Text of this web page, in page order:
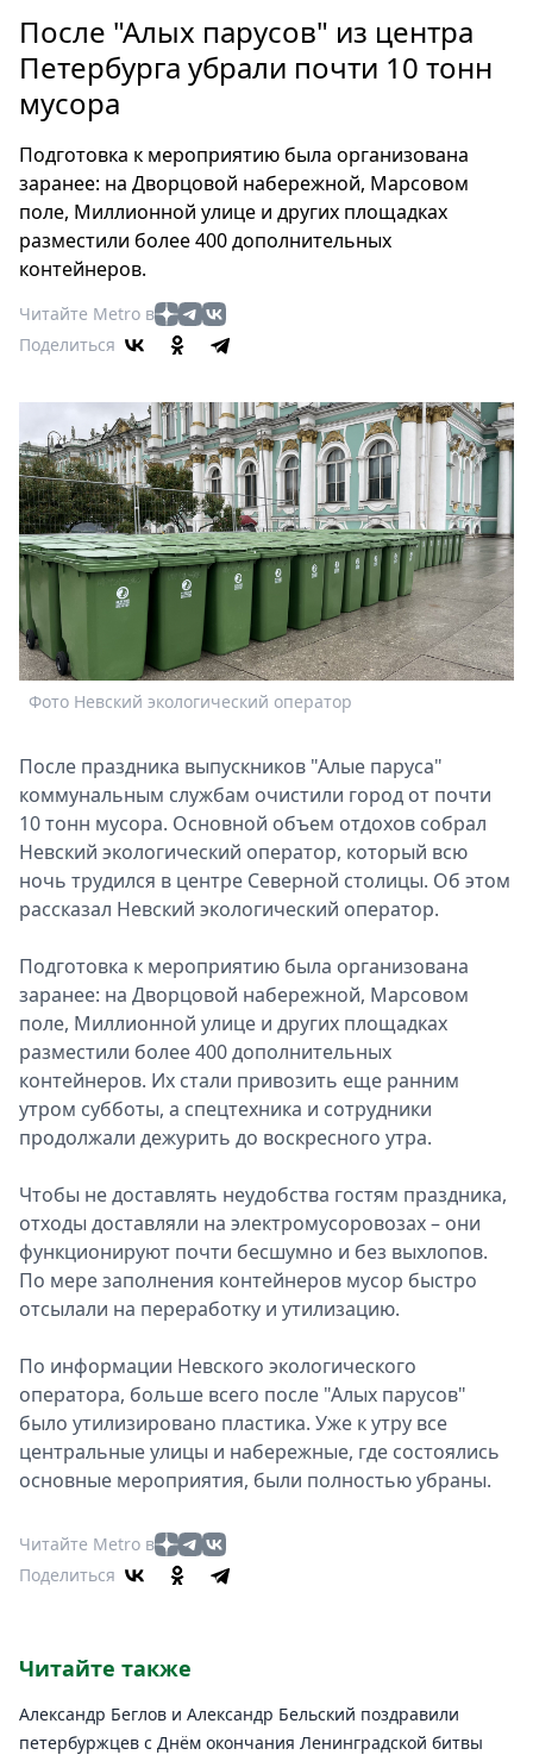
Россия
Мир
Здоровье
Туризм
Мода
Театр
Кино
Афиша
Книги
Пресс-
релизы
О
Metro
Стримы
Спецпроекты
Звезды
Выборы
2026
Скачай
Metro
После "Алых парусов" из центра
Петербурга убрали почти 10 тонн
мусора
Подготовка к мероприятию была организована
заранее: на Дворцовой набережной, Марсовом
поле, Миллионной улице и других площадках
разместили более 400 дополнительных
контейнеров.
Читайте Metro в
Поделиться
Фото Невский экологический оператор
После праздника выпускников "Алые паруса"
коммунальным службам очистили город от почти
10 тонн мусора. Основной объем отдохов собрал
Невский экологический оператор, который всю
ночь трудился в центре Северной столицы. Об этом
рассказал Невский экологический оператор.
Подготовка к мероприятию была организована
заранее: на Дворцовой набережной, Марсовом
поле, Миллионной улице и других площадках
разместили более 400 дополнительных
контейнеров. Их стали привозить еще ранним
утром субботы, а спецтехника и сотрудники
продолжали дежурить до воскресного утра.
Чтобы не доставлять неудобства гостям праздника,
отходы доставляли на электромусоровозах – они
функционируют почти бесшумно и без выхлопов.
По мере заполнения контейнеров мусор быстро
отсылали на переработку и утилизацию.
По информации Невского экологического
оператора, больше всего после "Алых парусов"
было утилизировано пластика. Уже к утру все
центральные улицы и набережные, где состоялись
основные мероприятия, были полностью убраны.
Читайте Metro в
Поделиться
Читайте также
Александр Беглов и Александр Бельский поздравили
петербуржцев с Днём окончания Ленинградской битвы